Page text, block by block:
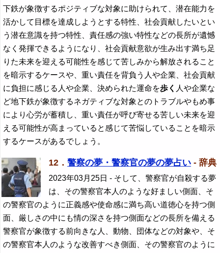
下鉄が象徴するポジティブな対象に助けられて、潜在能力を
活かして目標を達成しようとする特性、社会貢献したいとい
う潜在意識を持つ特性、責任感の強い特性などの長所が遺憾
なく発揮できるようになり、社会貢献意欲が生み出す満ち足
りた未来を迎える可能性を感じて苦しみから解放されること
を暗示するケースや、重い責任を背負う人や企業、社会貢献
に負担に感じる人や企業、決められた運命を歩く 人や企業な
ど地下鉄が象徴するネガティブな対象とのトラブルやもめ事
により心労が蓄積し、重い責任が呼び寄せる苦しい未来を迎
える可能性が高まっていると感じて苦悩していることを暗示
するケースがあるでしょう。
12． 警察の夢・警察官の夢の夢占い - 辞典
2023年03月25日 - そして、警察官が自殺する夢
は、その警察官本人のような好ましい側面、そ
の警察官のように正義感や使命感に満ち高い道徳心を持つ側
面、厳しさの中にも情の深さを持つ側面などの長所を備える
警察官が象徴する前向きな人、動物、団体などの対象や、そ
の警察官本人のような改善すべき側面、その警察官のように